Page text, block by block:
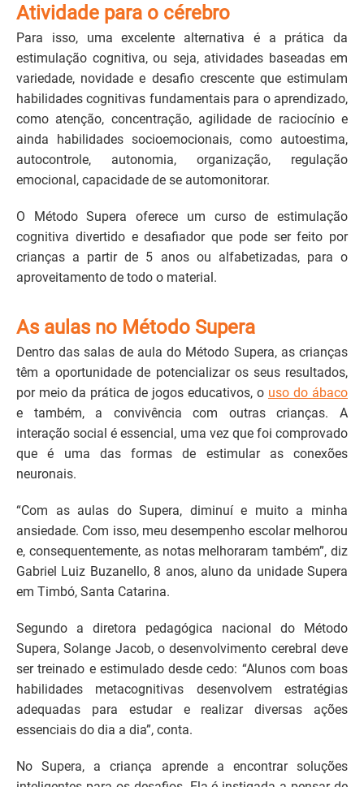
Atividade para o cérebro
Para isso, uma excelente alternativa é a prática da
estimulação cognitiva, ou seja, atividades baseadas em
variedade, novidade e desafio crescente que estimulam
habilidades cognitivas fundamentais para o aprendizado,
como atenção, concentração, agilidade de raciocínio e
ainda habilidades socioemocionais, como autoestima,
autocontrole, autonomia, organização, regulação
emocional, capacidade de se automonitorar.
O Método Supera oferece um curso de estimulação
cognitiva divertido e desafiador que pode ser feito por
crianças a partir de 5 anos ou alfabetizadas, para o
aproveitamento de todo o material.
As aulas no Método Supera
Dentro das salas de aula do Método Supera, as crianças
têm a oportunidade de potencializar os seus resultados,
por meio da prática de jogos educativos, o uso do ábaco
e também, a convivência com outras crianças. A
interação social é essencial, uma vez que foi comprovado
que é uma das formas de estimular as conexões
neuronais.
“Com as aulas do Supera, diminuí e muito a minha
ansiedade. Com isso, meu desempenho escolar melhorou
e, consequentemente, as notas melhoraram também”, diz
Gabriel Luiz Buzanello, 8 anos, aluno da unidade Supera
em Timbó, Santa Catarina.
Segundo a diretora pedagógica nacional do Método
Supera, Solange Jacob, o desenvolvimento cerebral deve
ser treinado e estimulado desde cedo: “Alunos com boas
habilidades metacognitivas desenvolvem estratégias
adequadas para estudar e realizar diversas ações
essenciais do dia a dia”, conta.
No Supera, a criança aprende a encontrar soluções